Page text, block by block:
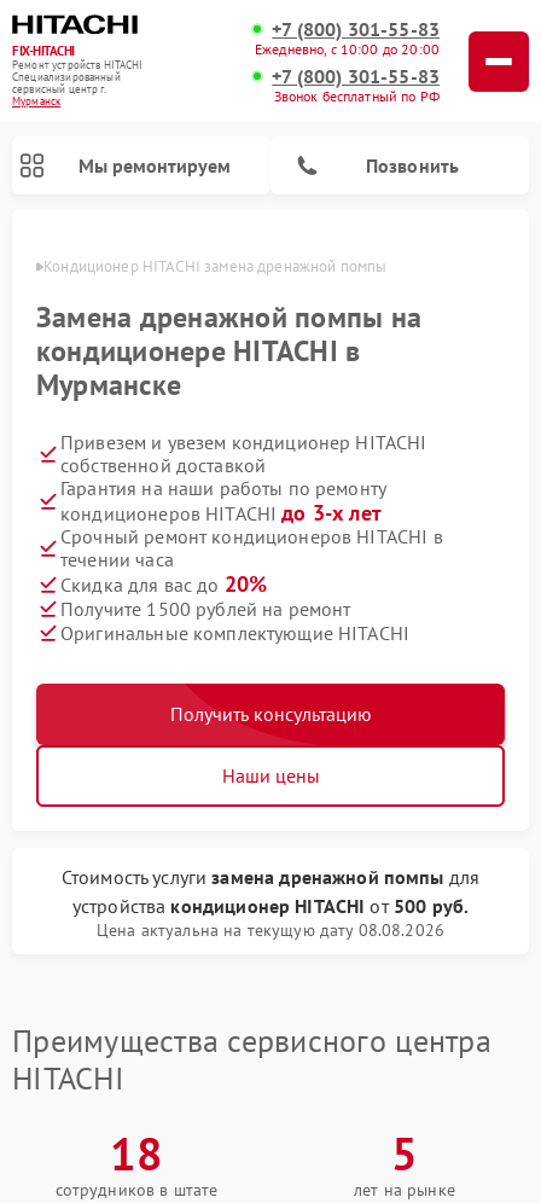
FIX-HITACHI
Ремонт устройств HITACHI
Специализированный
cервисный центр г.
Мурманск
+7 (800) 301-55-83
Ежедневно, с 10:00 до 20:00
+7 (800) 301-55-83
Звонок бесплатный по РФ
Мы ремонтируем Позвонить
Кондиционер HITACHI замена дренажной помпы
Замена дренажной помпы на
кондиционере HITACHI в
Мурманске
Привезем и увезем кондиционер HITACHI
собственной доставкой
Гарантия на наши работы по ремонту
кондиционеров HITACHIдо 3-х лет
Срочный ремонт кондиционеров HITACHI в
течении часа
Скидка для вас до 20%
Получите 1500 рублей на ремонт
Оригинальные комплектующие HITACHI
Получить консультацию
Наши цены
Стоимость услугизамена дренажной помпы для
устройства кондиционер HITACHI от 500 руб.
Цена актуальна на текущую дату 08.08.2026
Преимущества сервисного центра
HITACHI
18
сотрудников в штате
5
лет на рынке